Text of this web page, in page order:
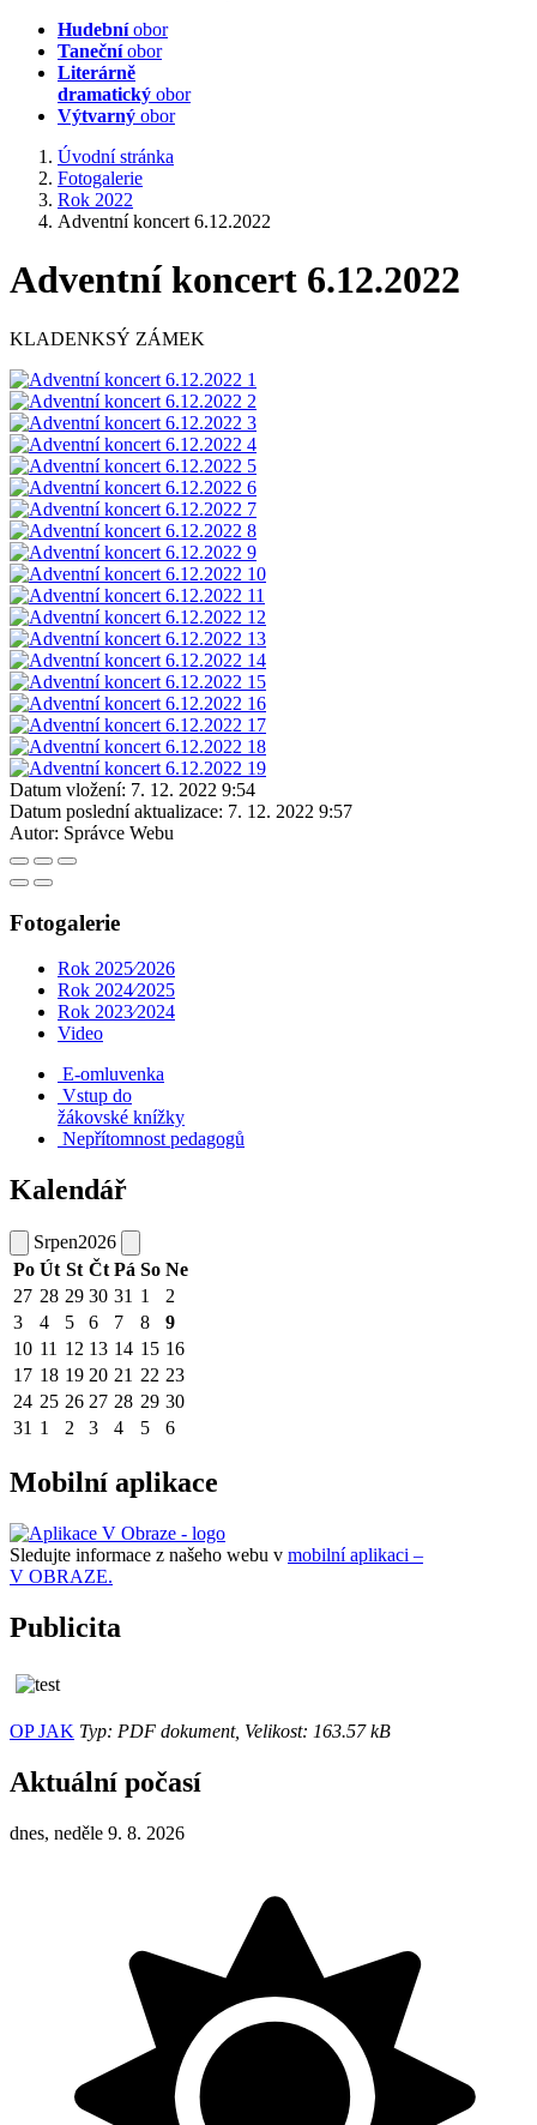
Hudebníobor
Tanečníobor
Literárně
dramatický obor
Výtvarný obor
Úvodní stránka
Fotogalerie
Rok 2022
Adventní koncert 6.12.2022
Adventní koncert 6.12.2022
KLADENKSÝ ZÁMEK
Datum vložení: 7. 12. 2022 9:54
Datum poslední aktualizace: 7. 12. 2022 9:57
Autor: Správce Webu
Fotogalerie
Rok 2025⁄2026
Rok 2024⁄2025
Rok 2023⁄2024
Video
E-omluvenka
Vstup do
žákovské knížky
Nepřítomnost pedagogů
Kalendář
Srpen2026
Po Út St Čt Pá So Ne
27 28 29 30 31 1
2
3
4 5 6 7 8
9
10 11 12 13 14 15 16
17 18 19 20 21 22 23
24 25 26 27 28 29 30
31 1 2 3 4 5 6
Mobilní aplikace
Sledujte informace z našeho webu v mobilní aplikaci –
V OBRAZE.
Publicita
OP JAK Typ: PDF dokument, Velikost: 163.57 kB
Aktuální počasí
dnes, neděle 9. 8. 2026